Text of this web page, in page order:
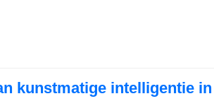
kunstmatige intelligentie